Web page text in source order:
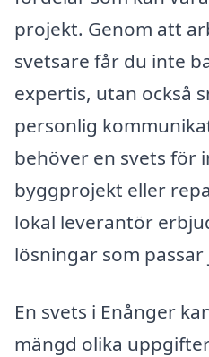
projekt. Genom att
svetsare får du inte
expertis, utan också
personlig
behöver en svets för
byggprojekt eller
lokal leverantör
lösningar som
En svets i Enånger
mängd olika